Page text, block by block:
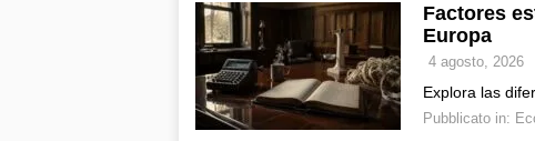
Factores
Europa
4 agosto, 2026
Explora las
Pubblicato in: